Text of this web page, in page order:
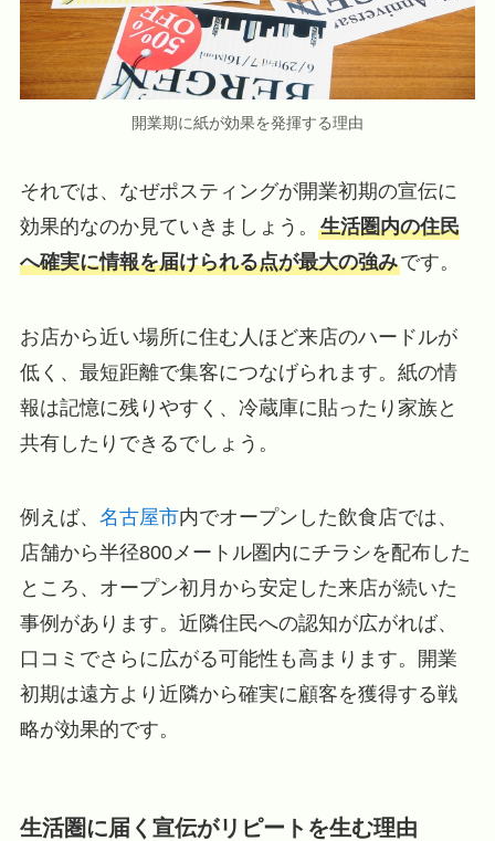
開業期に紙が効果を発揮する理由
それでは、なぜポスティングが開業初期の宣伝に
効果的なのか見ていきましょう。 生活圏内の住民
へ確実に情報を届けられる点が最大の強みです。
お店から近い場所に住む人ほど来店のハードルが
低く、最短距離で集客につなげられます。紙の情
報は記憶に残りやすく、冷蔵庫に貼ったり家族と
共有したりできるでしょう。
例えば、 名古屋市内でオープンした飲食店では、
店舗から半径800メートル圏内にチラシを配布した
ところ、オープン初月から安定した来店が続いた
事例があります。近隣住民への認知が広がれば、
口コミでさらに広がる可能性も高まります。開業
初期は遠方より近隣から確実に顧客を獲得する戦
略が効果的です。
生活圏に届く宣伝がリピートを生む理由